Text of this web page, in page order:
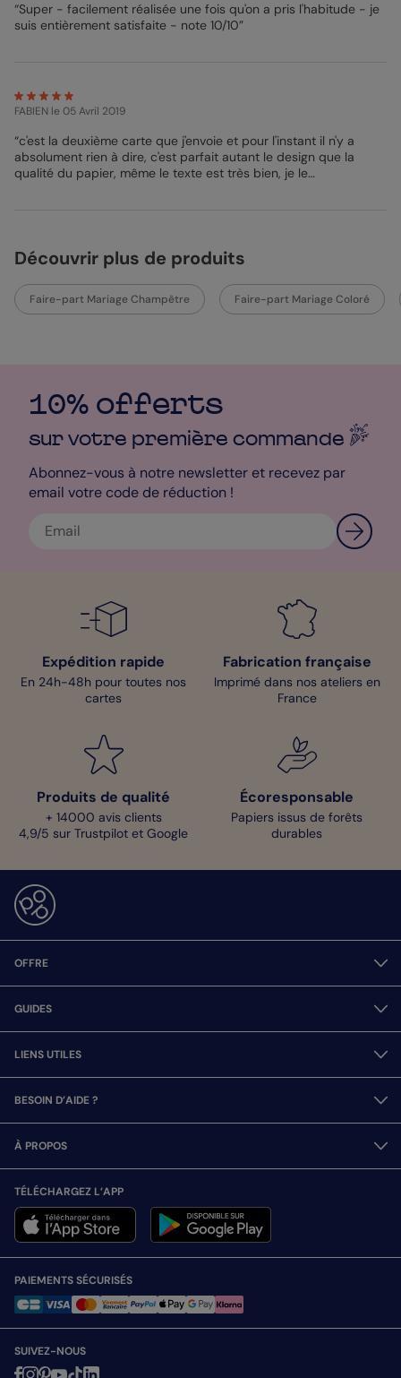
“Super - facilement réalisée une fois qu'on a pris l'habitude - je
suis entièrement satisfaite - note 10/10”
FABIEN le 05 Avril 2019
“c'est la deuxième carte que j'envoie et pour l'instant il n'y a
absolument rien à dire, c'est parfait autant le design que la
qualité du papier, même le texte est très bien, je le
Découvrir plus de produits
Faire-part Mariage Champêtre Faire-part Mariage Coloré
10% offerts
sur votre première commande
Abonnez-vous à notre newsletter et recevez par
email votre code de réduction !
Expédition rapide
En 24h-48h pour toutes nos
cartes
Fabrication française
Imprimé dans nos ateliers en
France
Produits de qualité
+ 14000 avis clients
4,9/5 sur Trustpilot et Google
Écoresponsable
Papiers issus de forêts
durables
OFFRE
GUIDES
LIENS UTILES
BESOIN D’AIDE ?
À PROPOS
TÉLÉCHARGEZ L’APP
PAIEMENTS SÉCURISÉS
SUIVEZ-NOUS